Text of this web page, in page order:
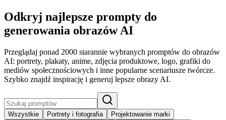
Odkryj najlepsze prompty do
generowania obrazów AI
Przeglądaj ponad 2000 starannie wybranych promptów do obrazów
AI: portrety, plakaty, anime, zdjęcia produktowe, logo, grafiki do
mediów społecznościowych i inne popularne scenariusze twórcze.
Szybko znajdź inspirację i generuj lepsze obrazy AI.
Wszystkie Portrety i fotografia
Projektowanie marki